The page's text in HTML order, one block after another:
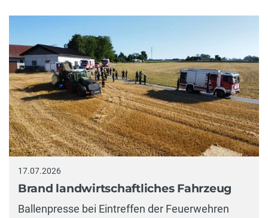
17.07.2026
Brand landwirtschaftliches Fahrzeug
Ballenpresse bei Eintreffen der Feuerwehren